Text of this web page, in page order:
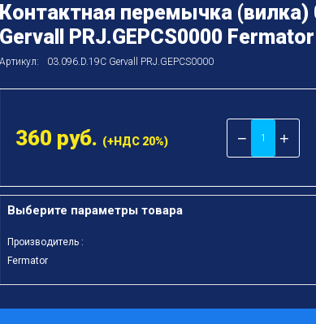
Контактная перемычка (вилка)
Gervall PRJ.GEPCS0000 Fermator
Артикул: 03.096.D.19C Gervall PRJ.GEPCS0000
360 руб. (+НДС 20%) − +
Выберите параметры товара
Производитель :
Fermator